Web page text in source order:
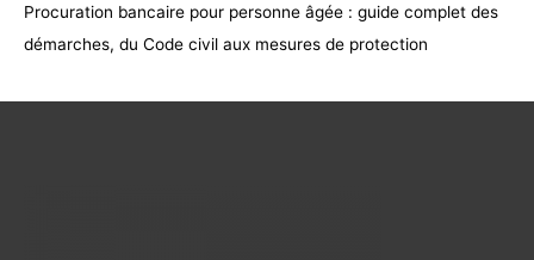
Procuration bancaire pour personne âgée : guide complet des
démarches, du Code civil aux mesures de protection